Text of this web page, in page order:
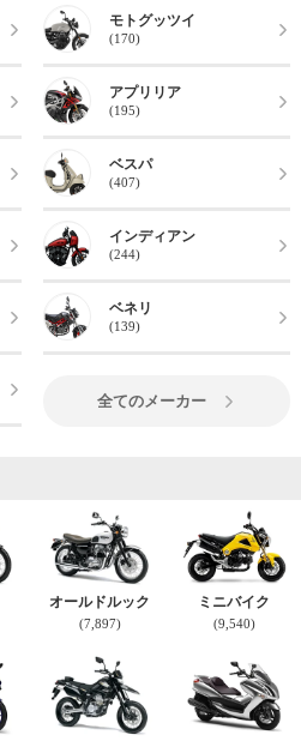
モトグッツイ
(170)
アプリリア
(195)
ベスパ
(407)
インディアン
(244)
ベネリ
(139)
全てのメーカー
オールドルック
(7,897)
ミニバイク
(9,540)